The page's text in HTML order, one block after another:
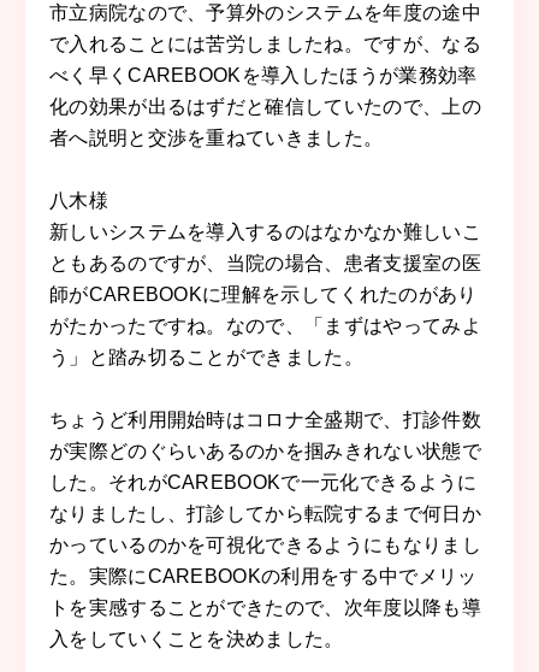
市立病院なので、予算外のシステムを年度の途中
で入れることには苦労しましたね。ですが、なる
べく早くCAREBOOKを導入したほうが業務効率
化の効果が出るはずだと確信していたので、上の
者へ説明と交渉を重ねていきました。
八木様
新しいシステムを導入するのはなかなか難しいこ
ともあるのですが、当院の場合、患者支援室の医
師がCAREBOOKに理解を示してくれたのがあり
がたかったですね。なので、「まずはやってみよ
う」と踏み切ることができました。
ちょうど利用開始時はコロナ全盛期で、打診件数
が実際どのぐらいあるのかを掴みきれない状態で
した。それがCAREBOOKで一元化できるように
なりましたし、打診してから転院するまで何日か
かっているのかを可視化できるようにもなりまし
た。実際にCAREBOOKの利用をする中でメリッ
トを実感することができたので、次年度以降も導
入をしていくことを決めました。